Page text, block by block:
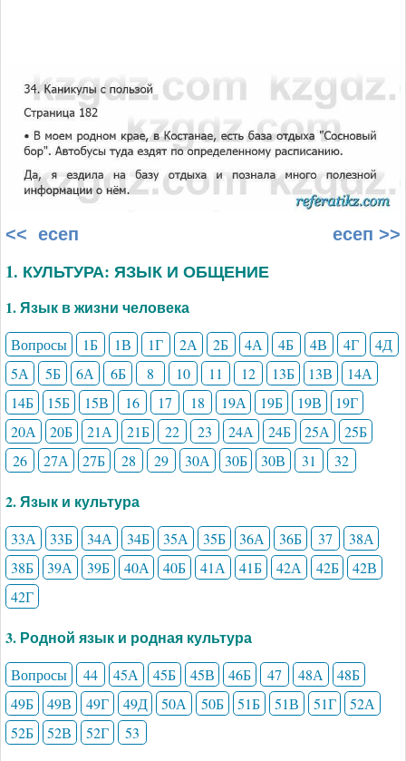
<< есеп есеп >>
1. КУЛЬТУРА: ЯЗЫК И ОБЩЕНИЕ
1. Язык в жизни человека
Вопросы 1Б 1В 1Г 2А 2Б 4А 4Б 4В 4Г
4Д
5А
5Б 6А 6Б 8 10 11 12 13Б 13В
14А
14Б
15Б 15В 16 17 18 19А 19Б 19В
19Г
20А
20Б 21А 21Б 22 23 24А 24Б 25А
25Б
26
27А 27Б 28 29 30А 30Б 30В 31 32
2. Язык и культура
33А 33Б 34А 34Б 35А 35Б 36А 36Б 37
38А
38Б
39А 39Б 40А 40Б 41А 41Б 42А 42Б
42В
42Г
3. Родной язык и родная культура
Вопросы 44 45А 45Б 45В 46Б 47 48А
48Б
49Б
49В 49Г 49Д 50А 50Б 51Б 51В 51Г
52А
52Б
52В 52Г 53